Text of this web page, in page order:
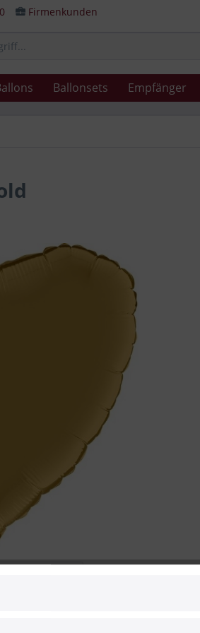
Firmenkunden
Ballonsets Empfänger